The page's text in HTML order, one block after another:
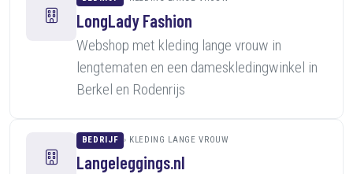
LongLady Fashion
Webshop met kleding lange vrouw in
lengtematen en een dameskledingwinkel in
Berkel en Rodenrijs
BEDRIJF KLEDING LANGE VROUW
Langeleggings.nl